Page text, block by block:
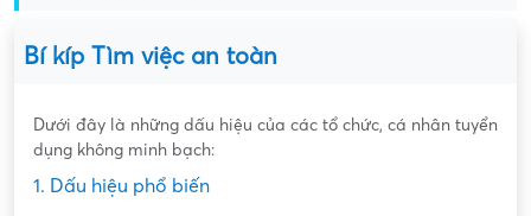
Bí kíp Tìm việc an toàn
Dưới đây là những dấu hiệu của các tổ chức, cá nhân tuyển
dụng không minh bạch:
1. Dấu hiệu phổ biến